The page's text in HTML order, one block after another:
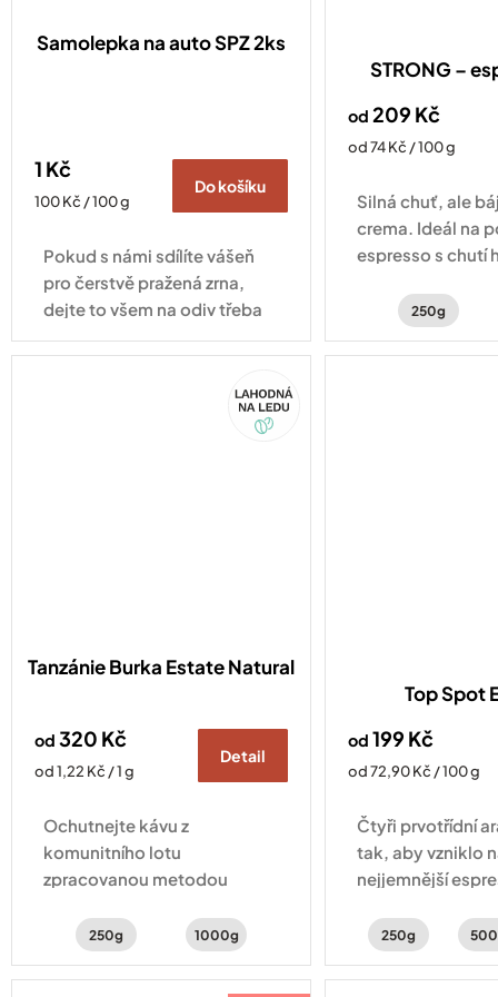
Samolepka na auto SPZ 2ks
1 Kč
Měrná
100 Kč / 100 g
Do košíku
Pokud s námi sdílíte vášeň
pro čerstvě pražená zrna,
dejte to všem na odiv třeba
právě naší minimalistickou
samolepkou. Samolepka na
STRONG –
od 209 Kč
Měrná
od 74 Kč / 100 g
Silná chuť, ale
crema. Ideál na
espresso s chutí
jemným250g
Tanzánie Burka Estate Natural
od 320 Kč
Měrná
od 1,22 Kč / 1 g
Detail
Ochutnejte kávu z
komunitního lotu
zpracovanou metodou
lesního ovoce, ibišku a
250g 1000g
Top Spot
od 199 Kč
Měrná
od 72,90 Kč / 100 g
Čtyři prvotřídní
tak, aby vzniklo
nejjemnější
a kakaové tóny.
250g